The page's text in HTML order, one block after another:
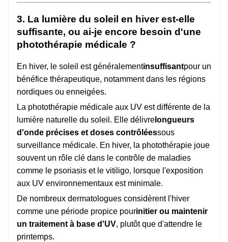
3. La lumière du soleil en hiver est-elle
suffisante, ou ai-je encore besoin d'une
photothérapie médicale ?
En hiver, le soleil est généralementinsuffisantpour un
bénéfice thérapeutique, notamment dans les régions
nordiques ou enneigées.
La photothérapie médicale aux UV est différente de la
lumière naturelle du soleil. Elle délivre longueurs
d'onde précises et doses contrôléessous
surveillance médicale. En hiver, la photothérapie joue
souvent un rôle clé dans le contrôle de maladies
comme le psoriasis et le vitiligo, lorsque l'exposition
aux UV environnementaux est minimale.
De nombreux dermatologues considèrent l'hiver
comme une période propice pourinitier ou maintenir
un traitement à base d'UV, plutôt que d'attendre le
printemps.